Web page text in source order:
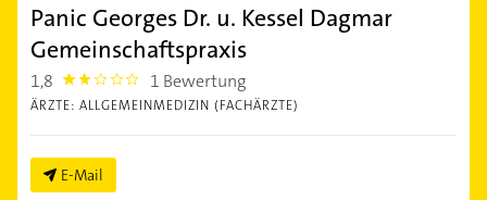
Panic Georges Dr. u. Kessel Dagmar
Gemeinschaftspraxis
1,8 1.8000001 1 Bewertung
ÄRZTE: ALLGEMEINMEDIZIN (FACHÄRZTE)
E-Mail